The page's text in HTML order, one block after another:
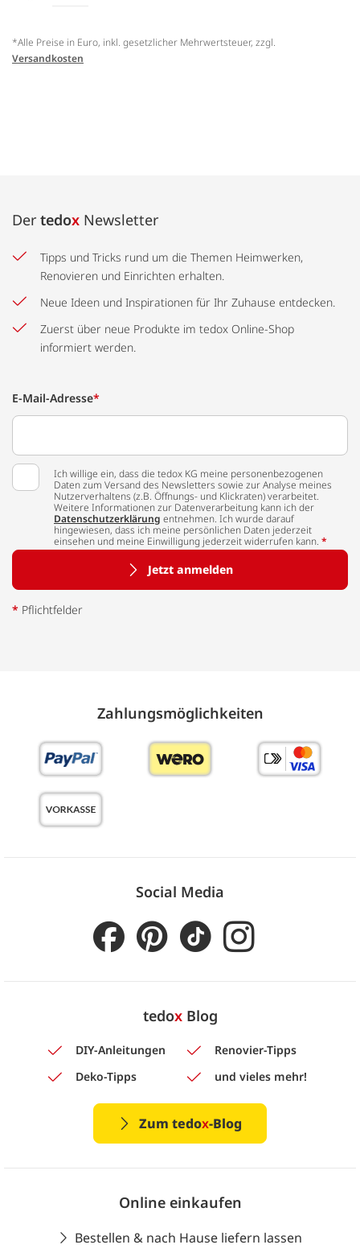
*Alle Preise in Euro, inkl. gesetzlicher Mehrwertsteuer, zzgl.
Versandkosten
Der tedox Newsletter
Tipps und Tricks rund um die Themen Heimwerken,
Renovieren und Einrichten erhalten.
Neue Ideen und Inspirationen für Ihr Zuhause entdecken.
Zuerst über neue Produkte im tedox Online-Shop
informiert werden.
E-Mail-Adresse*
Ich willige ein, dass die tedox KG meine personenbezogenen
Daten zum Versand des Newsletters sowie zur Analyse meines
Nutzerverhaltens (z.B. Öffnungs- und Klickraten) verarbeitet.
Weitere Informationen zur Datenverarbeitung kann ich der
Datenschutzerklärung entnehmen. Ich wurde darauf
hingewiesen, dass ich meine persönlichen Daten jederzeit
einsehen und meine Einwilligung jederzeit widerrufen kann. *
Jetzt anmelden
* Pflichtfelder
Zahlungs­möglich­keiten
Social Media
tedoxBlog
DIY-Anleitungen
Renovier-Tipps
Deko-Tipps
und vieles mehr!
Zum tedox-Blog
Online einkaufen
Bestellen & nach Hause liefern lassen